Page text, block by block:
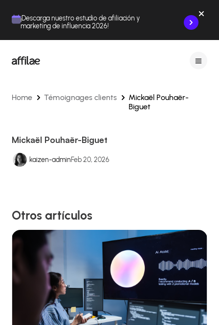
¡Descarga nuestro estudio de afiliación y
marketing de influencia 2026!
Home Témoignages clients
Mickaël Pouhaër-
Biguet
Mickaël Pouhaër-Biguet
kaizen-adminFeb 20, 2026
Otros artículos